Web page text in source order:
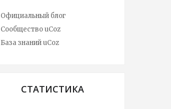
Официальный блог
Сообщество uCoz
База знаний uCoz
СТАТИСТИКА